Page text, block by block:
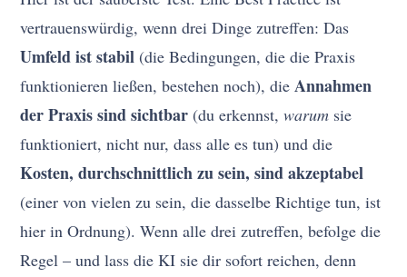
vertrauenswürdig, wenn drei Dinge zutreffen: Das
Umfeld ist stabil (die Bedingungen, die die Praxis
funktionieren ließen, bestehen noch), dieAnnahmen
der Praxis sind sichtbar (du erkennst,warum sie
funktioniert, nicht nur, dass alle es tun) und die
Kosten, durchschnittlich zu sein, sind akzeptabel
(einer von vielen zu sein, die dasselbe Richtige tun, ist
hier in Ordnung). Wenn alle drei zutreffen, befolge die
Regel – und lass die KI sie dir sofort reichen, denn